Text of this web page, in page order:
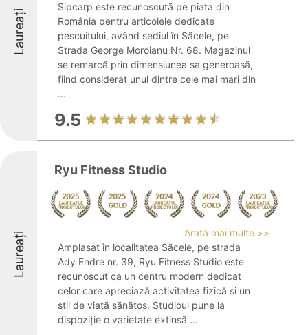
Laureați
Sipcarp este recunoscută pe piața din
România pentru articolele dedicate
pescuitului, având sediul în Săcele, pe
Strada George Moroianu Nr. 68. Magazinul
se remarcă prin dimensiunea sa generoasă,
fiind considerat unul dintre cele mai mari din
...
9.5
Laureați
Ryu Fitness Studio
Arată mai multe >>
Amplasat în localitatea Săcele, pe strada
Ady Endre nr. 39, Ryu Fitness Studio este
recunoscut ca un centru modern dedicat
celor care apreciază activitatea fizică și un
stil de viață sănătos. Studioul pune la
dispoziție o varietate extinsă ...